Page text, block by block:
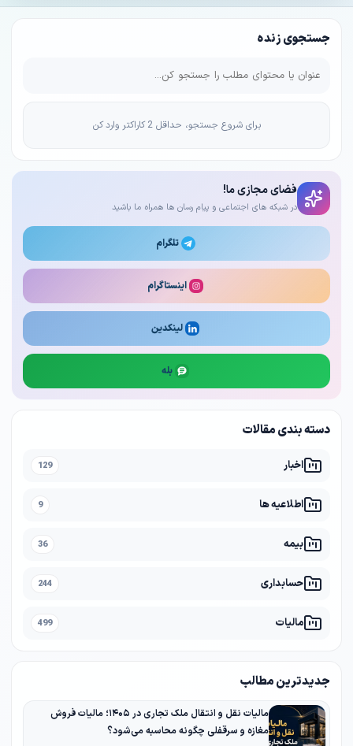
جستجوی زنده
برای شروع جستجو، حداقل 2 کاراکتر وارد کن
فضای مجازی ما!
در شبکه های اجتماعی و پیام رسان ها همراه ما باشید
تلگرام
اینستاگرام
لینکدین
بله
دسته بندی مقالات
اخبار 129
اطلاعیه ها 9
بیمه 36
حسابداری 244
مالیات 499
جدیدترین مطالب
مالیات نقل و انتقال ملک تجاری در ۱۴۰۵؛ مالیات فروش
مغازه و سرقفلی چگونه محاسبه می‌شود؟